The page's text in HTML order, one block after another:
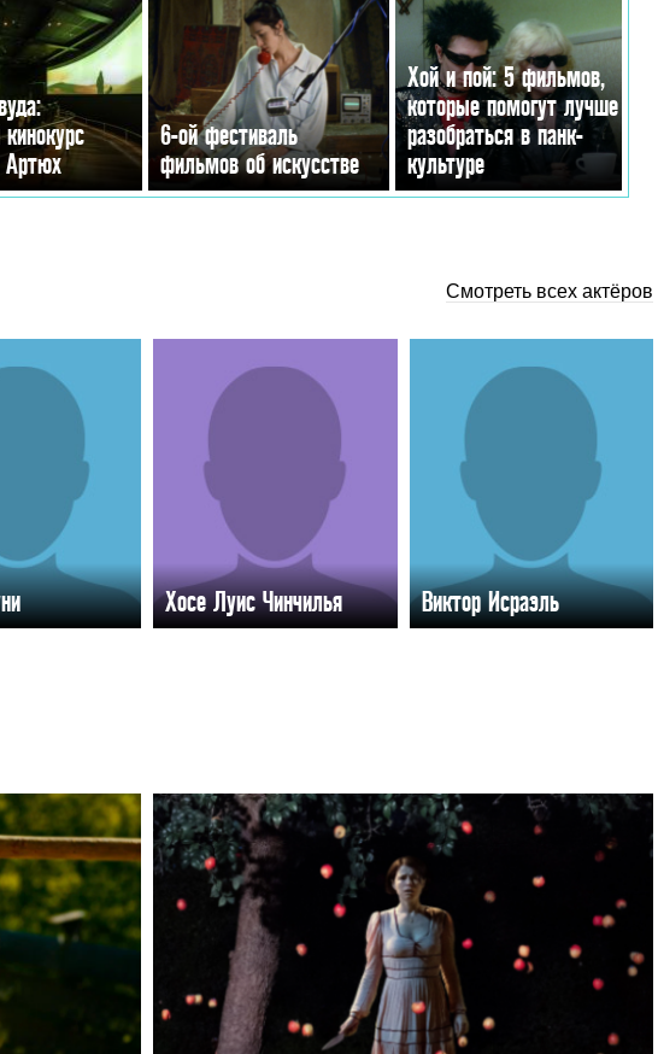
Артюх
6-ой фестиваль
фильмов об искусстве
Хой и пой: 5 фильмов,
которые помогут лучше
разобраться в панк-
культуре
Смотреть всех актёров
Хосе Луис Чинчилья Виктор Исраэль